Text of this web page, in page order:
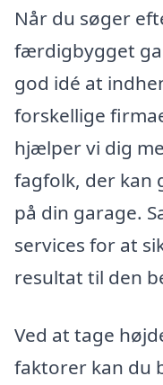
Når du søger
færdigbygget
god idé at
forskellige
hjælper vi dig
fagfolk, der kan
på din garage.
services for at
resultat til den
Ved at tage
faktorer kan du